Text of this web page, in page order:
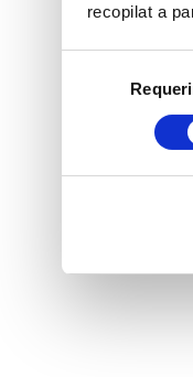
recopilat a
consentiment